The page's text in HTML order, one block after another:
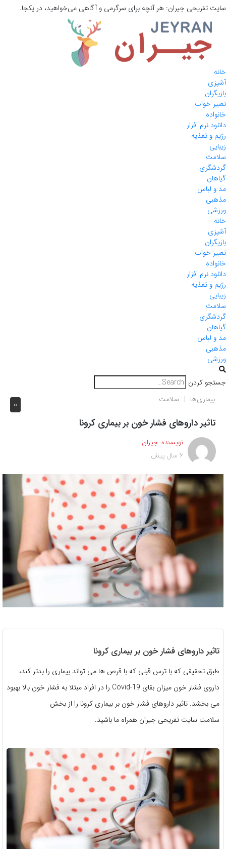
سایت تفریحی جیران: هر آنچه برای سرگرمی و آگاهی می‌خواهید، در یکجا.
خانه
آشپزی
بازیگران
تعبیر خواب
خانواده
دانلود نرم افزار
رژیم و تغذیه
زیبایی
سلامت
گردشگری
گیاهان
مد و لباس
مذهبی
ورزشی
خانه
آشپزی
بازیگران
تعبیر خواب
خانواده
دانلود نرم افزار
رژیم و تغذیه
زیبایی
سلامت
گردشگری
گیاهان
مد و لباس
مذهبی
ورزشی
جستجو کردن
0 بیماری‌ها سلامت
تاثیر داروهای فشار خون بر بیماری کرونا
نویسنده: جیران
6 سال پیش
تاثیر داروهای فشار خون بر بیماری کرونا
طبق تحقیقی که با ترس قبلی که با قرص ها می تواند بیماری را بدتر کند،
داروی فشار خون میزان بقای Covid-19 را در افراد مبتلا به فشار خون بالا بهبود
می بخشد. تاثیر داروهای فشار خون بر بیماری کرونا را از بخش
سلامت سایت تفریحی جیران همراه ما باشید.